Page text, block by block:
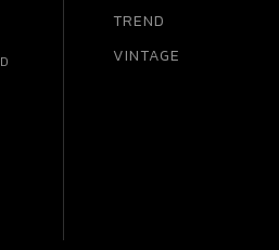
TREND
VINTAGE